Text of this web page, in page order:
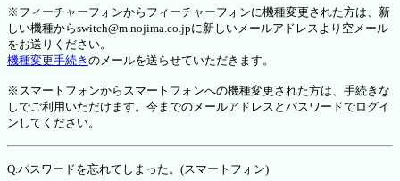
※フィーチャーフォンからフィーチャーフォンに機種変更された方は、新
しい機種からswitch@m.nojima.co.jpに新しいメールアドレスより空メール
をお送りください。
機種変更手続き のメールを送らせていただきます。
※スマートフォンからスマートフォンへの機種変更された方は、手続きな
しでご利用いただけます。今までのメールアドレスとパスワードでログイ
ンしてください。
Q.パスワードを忘れてしまった。(スマートフォン)